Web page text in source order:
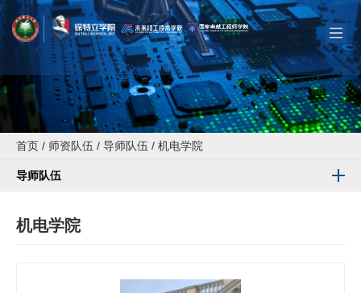
首页 / 师资队伍 / 导师队伍 / 机电学院
导师队伍
机电学院